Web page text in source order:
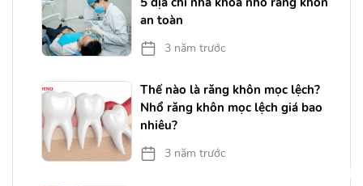
an toàn
3 năm trước
Thế nào là răng khôn mọc lệch?
Nhổ răng khôn mọc lệch giá bao
nhiêu?
3 năm trước